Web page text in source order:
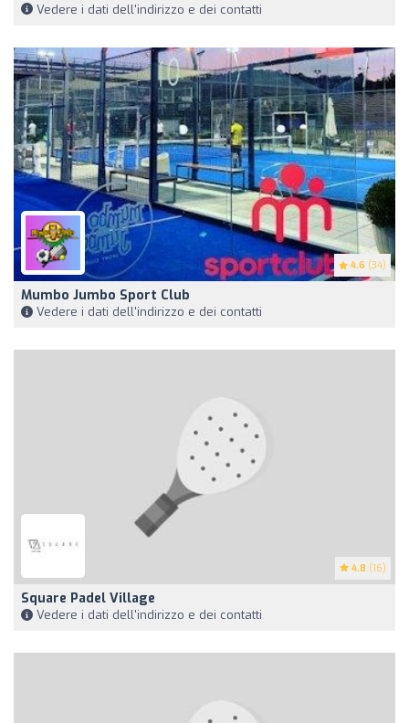
Vedere i dati dell'indirizzo e dei contatti
4.6 (34)
Mumbo Jumbo Sport Club
Vedere i dati dell'indirizzo e dei contatti
4.8 (16)
Square Padel Village
Vedere i dati dell'indirizzo e dei contatti